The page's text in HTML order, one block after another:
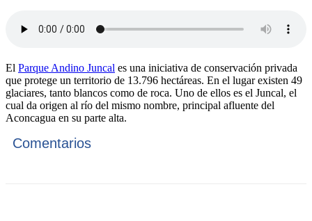
El Parque Andino Juncal es una iniciativa de conservación privada
que protege un territorio de 13.796 hectáreas. En el lugar existen 49
glaciares, tanto blancos como de roca. Uno de ellos es el Juncal, el
cual da origen al río del mismo nombre, principal afluente del
Aconcagua en su parte alta.
Comentarios